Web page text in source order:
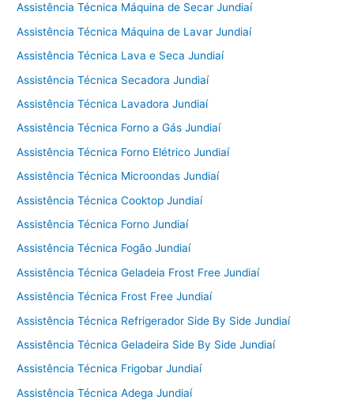
Assistência Técnica Máquina de Secar Jundiaí
Assistência Técnica Máquina de Lavar Jundiaí
Assistência Técnica Lava e Seca Jundiaí
Assistência Técnica Secadora Jundiaí
Assistência Técnica Lavadora Jundiaí
Assistência Técnica Forno a Gás Jundiaí
Assistência Técnica Forno Elétrico Jundiaí
Assistência Técnica Microondas Jundiaí
Assistência Técnica Cooktop Jundiaí
Assistência Técnica Forno Jundiaí
Assistência Técnica Fogão Jundiaí
Assistência Técnica Geladeia Frost Free Jundiaí
Assistência Técnica Frost Free Jundiaí
Assistência Técnica Refrigerador Side By Side Jundiaí
Assistência Técnica Geladeira Side By Side Jundiaí
Assistência Técnica Frigobar Jundiaí
Assistência Técnica Adega Jundiaí